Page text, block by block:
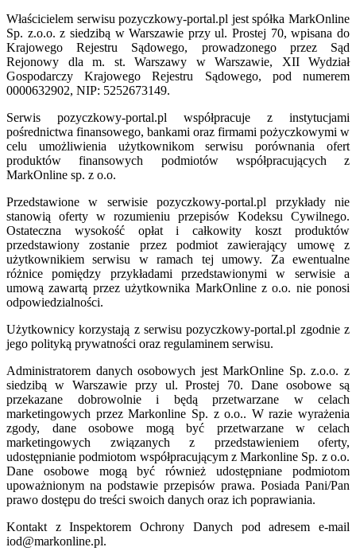
Właścicielem serwisu pozyczkowy-portal.pl jest spółka MarkOnline
Sp. z.o.o. z siedzibą w Warszawie przy ul. Prostej 70, wpisana do
Krajowego Rejestru Sądowego, prowadzonego przez Sąd
Rejonowy dla m. st. Warszawy w Warszawie, XII Wydział
Gospodarczy Krajowego Rejestru Sądowego, pod numerem
0000632902, NIP: 5252673149.
Serwis pozyczkowy-portal.pl współpracuje z instytucjami
pośrednictwa finansowego, bankami oraz firmami pożyczkowymi w
celu umożliwienia użytkownikom serwisu porównania ofert
produktów finansowych podmiotów współpracujących z
MarkOnline sp. z o.o.
Przedstawione w serwisie pozyczkowy-portal.pl przykłady nie
stanowią oferty w rozumieniu przepisów Kodeksu Cywilnego.
Ostateczna wysokość opłat i całkowity koszt produktów
przedstawiony zostanie przez podmiot zawierający umowę z
użytkownikiem serwisu w ramach tej umowy. Za ewentualne
różnice pomiędzy przykładami przedstawionymi w serwisie a
umową zawartą przez użytkownika MarkOnline z o.o. nie ponosi
odpowiedzialności.
Użytkownicy korzystają z serwisu pozyczkowy-portal.pl zgodnie z
jego polityką prywatności oraz regulaminem serwisu.
Administratorem danych osobowych jest MarkOnline Sp. z.o.o. z
siedzibą w Warszawie przy ul. Prostej 70. Dane osobowe są
przekazane dobrowolnie i będą przetwarzane w celach
marketingowych przez Markonline Sp. z o.o.. W razie wyrażenia
zgody, dane osobowe mogą być przetwarzane w celach
marketingowych związanych z przedstawieniem oferty,
udostępnianie podmiotom współpracującym z Markonline Sp. z o.o.
Dane osobowe mogą być również udostępniane podmiotom
upoważnionym na podstawie przepisów prawa. Posiada Pani/Pan
prawo dostępu do treści swoich danych oraz ich poprawiania.
Kontakt z Inspektorem Ochrony Danych pod adresem e-mail
iod@markonline.pl.